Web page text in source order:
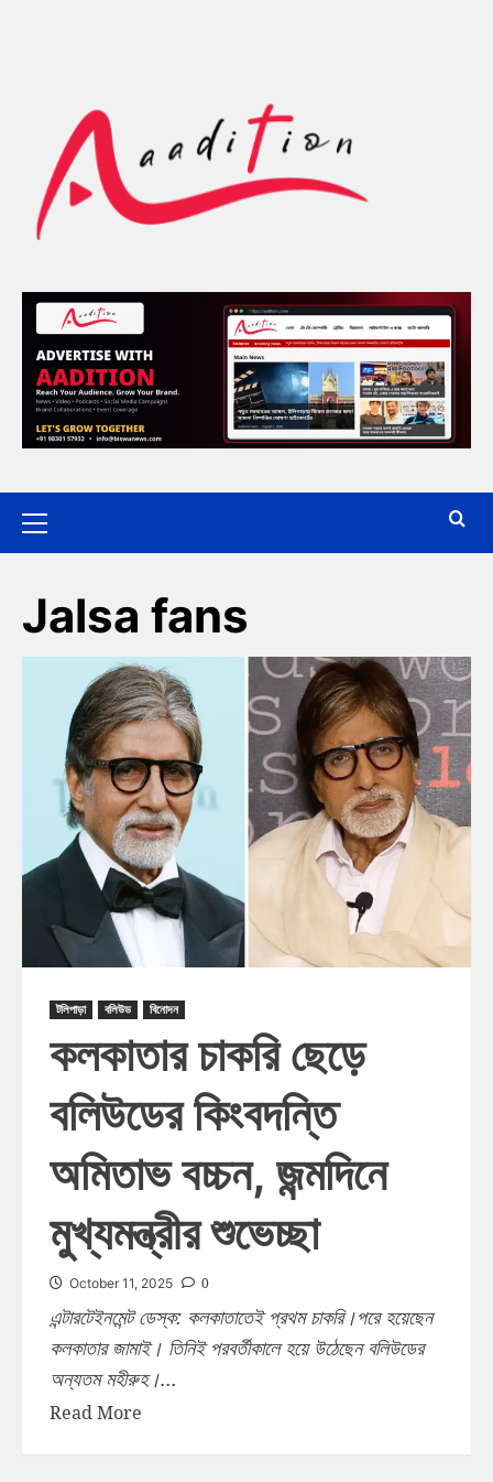
Jalsa fans
টলিপাড়া বলিউড বিনোদন
কলকাতার চাকরি ছেড়ে
বলিউডের কিংবদন্তি
অমিতাভ বচ্চন, জন্মদিনে
মুখ্যমন্ত্রীর শুভেচ্ছা
October 11, 2025 0
এন্টারটেইনমেন্ট ডেস্ক: কলকাতাতেই প্রথম চাকরি।পরে হয়েছেন
কলকাতার জামাই। তিনিই পরবর্তীকালে হয়ে উঠেছেন বলিউডের
অন্যতম মহীরুহ।...
Read More